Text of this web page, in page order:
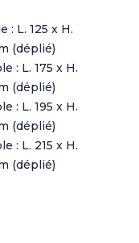
: L. 125 x H.
(déplié)
: L. 175 x H.
(déplié)
: L. 195 x H.
(déplié)
: L. 215 x H.
(déplié)